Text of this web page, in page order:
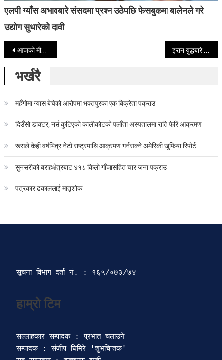
एलपी ग्याँस अभावबारे संसदमा प्रश्न उठेपछि फेसबुकमा बालेनले गरे
उद्योग सुधारेको दावी
Post navigation
आजको मौसम : यी तीन प्रदेशमा चट्याङ्गसहित वर्षाको सम्भावना इरान युद्धबारे पुटिन- हामीलाई अफ्ठ्यारोमा पारे, सबै सहमत भए तनाव कम गर्न भूमिका खेल्छाैं
भर्खरै
महँगोमा ग्यास बेचेको आरोपमा भक्तपुरका एक बिक्रेता पक्राउ
दिउँसो डाक्टर, नर्स कुटिएको कालीकोटको पलाँता अस्पतालमा राति फेरि आक्रमण
रूसले केही वर्षभित्र नेटो राष्ट्रमाथि आक्रमण गर्नसक्ने अमेरिकी खुफिया रिपोर्ट
सुनसरीको बराहक्षेत्रबाट ४१८ किलो गाँजासहित चार जना पक्राउ
पत्रकार ढकाललाई मातृशोक
सूचना विभाग दर्ता‍ नं. : १६५/०७३/७४
हाम्रो टिम
सल्लाहकार सम्पादक : प्रभात चलाउने
सम्पादक : संजीप घिमिरे 'शुभचिन्तक'